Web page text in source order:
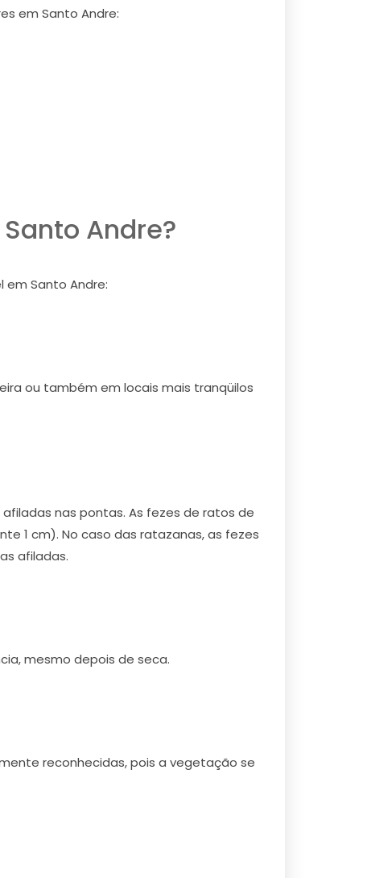
em Santo Andre:
Andre?
em Santo Andre:
ou também em locais mais tranqüilos
nas pontas. As fezes de ratos de
1 cm). No caso das ratazanas, as fezes
afiladas.
mesmo depois de seca.
reconhecidas, pois a vegetação se